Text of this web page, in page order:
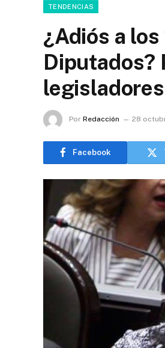
TENDENCIAS
¿Adiós a los
Diputados?
Por Redacción 28
Facebook